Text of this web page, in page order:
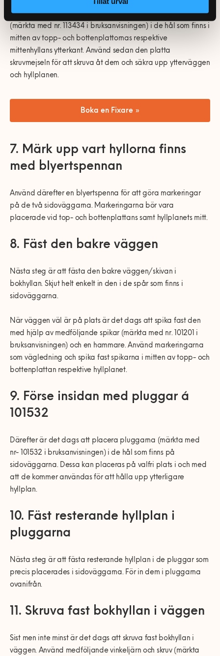
På samma sätt som du låste fast/säkrade hyllplanen i steg 4,
gör du nu detsamma på motsatt sida. Placera pluggarna
(märkta med nr. 113434 i bruksanvisningen) i de hål som finns i
mitten av topp- och bottenplattornas respektive
mittenhyllans ytterkant. Använd sedan den platta
skruvmejseln för att skruva åt dem och säkra upp ytterväggen
och hyllplanen.
Boka en Fixare »
7. Märk upp vart hyllorna finns
med blyertspennan
Använd därefter en blyertspenna för att göra markeringar
på de två sidoväggarna. Markeringarna bör vara
placerade vid top- och bottenplattans samt hyllplanets mitt.
8. Fäst den bakre väggen
Nästa steg är att fästa den bakre väggen/skivan i
bokhyllan. Skjut helt enkelt in den i de spår som finns i
sidoväggarna.
När väggen väl är på plats är det dags att spika fast den
med hjälp av medföljande spikar (märkta med nr. 101201 i
bruksanvisningen) och en hammare. Använd markeringarna
som vägledning och spika fast spikarna i mitten av topp- och
bottenplattan respektive hyllplanet.
9. Förse insidan med pluggar á
101532
Därefter är det dags att placera pluggarna (märkta med
nr- 101532 i bruksanvisningen) i de hål som finns på
sidoväggarna. Dessa kan placeras på valfri plats i och med
att de kommer användas för att hålla upp ytterligare
hyllplan.
10. Fäst resterande hyllplan i
pluggarna
Nästa steg är att fästa resterande hyllplan i de pluggar som
precis placerades i sidoväggarna. För in dem i pluggarna
ovanifrån.
11. Skruva fast bokhyllan i väggen
Sist men inte minst är det dags att skruva fast bokhyllan i
väggen. Använd medföljande vinkeljärn och skruv (märkta